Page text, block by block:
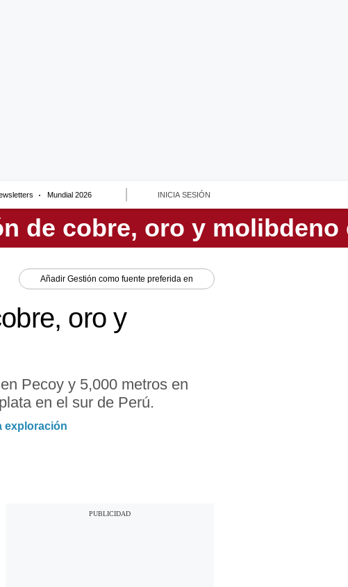
Mundial 2026 INICIA SESIÓN
Añadir Gestión como fuente preferida en
oro y
Pecoy y 5,000 metros en
en el sur de Perú.
exploración